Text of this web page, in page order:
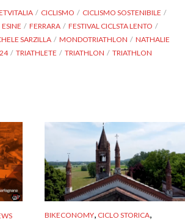
CICLISMO
CICLISMO SOSTENIBILE
ESINE FERRARA
FESTIVAL CICLSTA LENTO
SARZILLA MONDOTRIATHLON
NATHALIE
TRIATHLETE TRIATHLON
TRIATHLON
BIKECONOMY, CICLO STORICA,